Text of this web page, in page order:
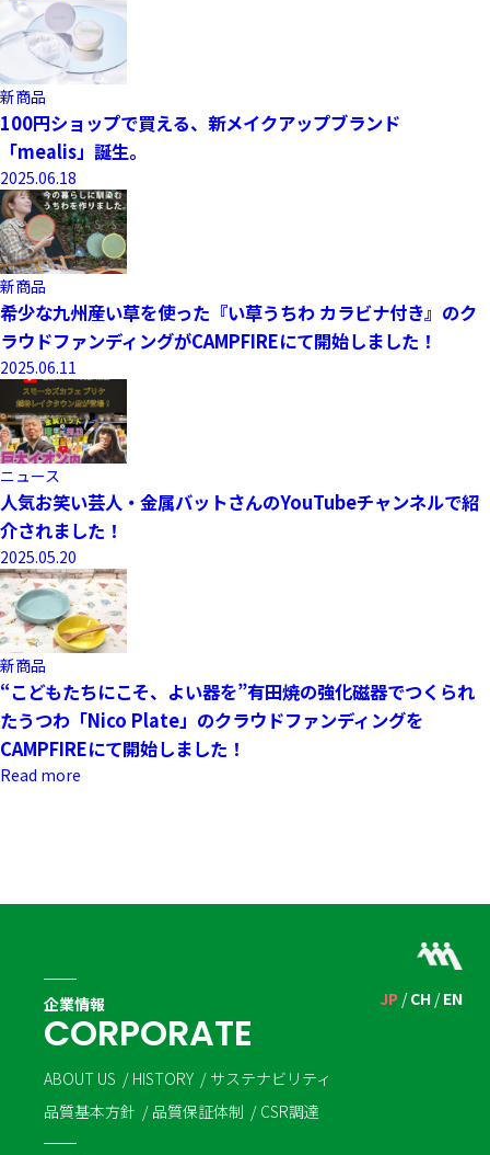
新商品
100円ショップで買える、新メイクアップブランド
「mealis」誕生。
2025.06.18
新商品
希少な九州産い草を使った『い草うちわ カラビナ付き』のク
ラウドファンディングがCAMPFIREにて開始しました！
2025.06.11
ニュース
人気お笑い芸人・金属バットさんのYouTubeチャンネルで紹
介されました！
2025.05.20
新商品
“こどもたちにこそ、よい器を”有田焼の強化磁器でつくられ
たうつわ「Nico Plate」のクラウドファンディングを
CAMPFIREにて開始しました！
Read more
JP CH EN
企業情報
CORPORATE
ABOUT US HISTORY
サステナビリティ
品質基本方針
品質保証体制 CSR調達